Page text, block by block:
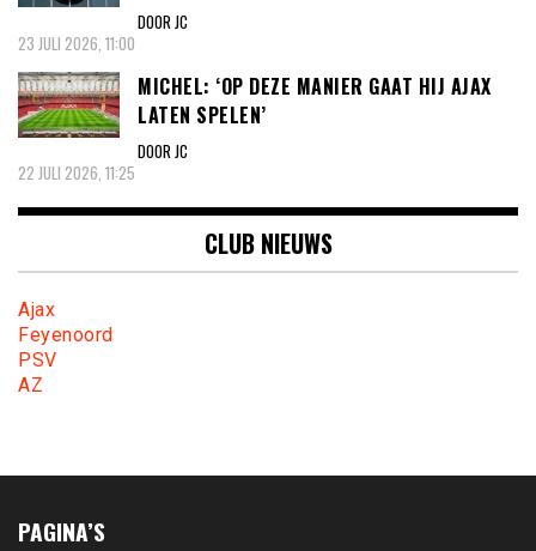
DOOR JC
23 JULI 2026, 11:00
MICHEL: ‘OP DEZE MANIER GAAT HIJ AJAX
LATEN SPELEN’
DOOR JC
22 JULI 2026, 11:25
CLUB NIEUWS
Ajax
Feyenoord
PSV
AZ
PAGINA’S